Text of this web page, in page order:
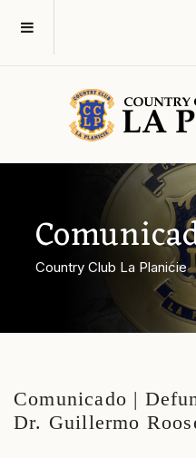
Country Club La Planicie
Comunicado |
Dr. Guillermo